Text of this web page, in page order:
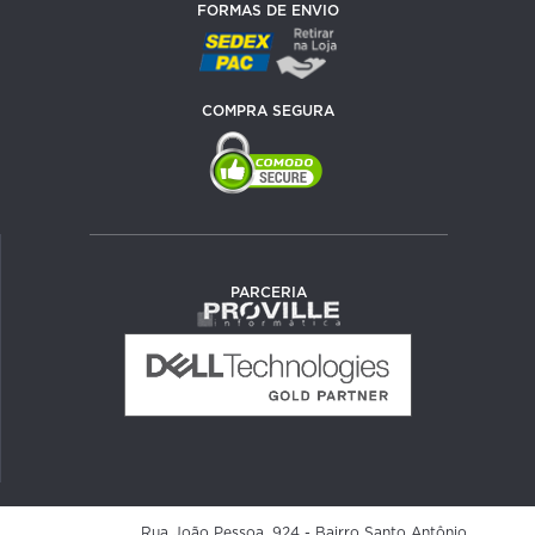
FORMAS DE ENVIO
COMPRA SEGURA
PARCERIA